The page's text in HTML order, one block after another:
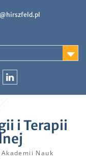
i Terapii
Nauk